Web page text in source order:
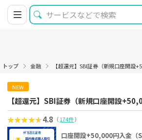
トップ 金融 【超還元】SBI証券（新規口座開設
NEW
【超還元】SBI証券（新規口座開設
4.8 （174件）
口座開設+50,000円入金（